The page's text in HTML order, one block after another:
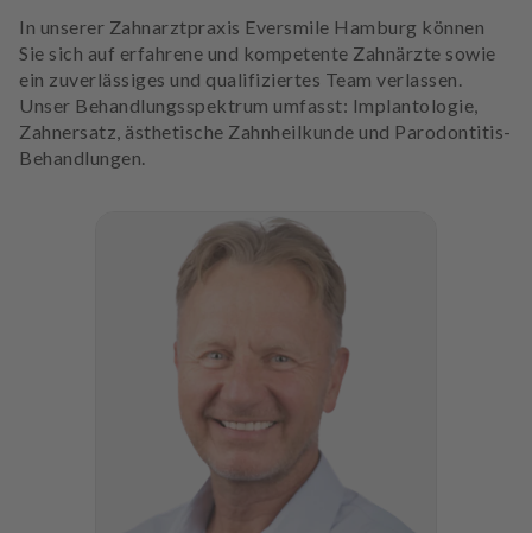
In unserer Zahnarztpraxis Eversmile Hamburg können
Sie sich auf erfahrene und kompetente Zahnärzte sowie
ein zuverlässiges und qualifiziertes Team verlassen.
Unser Behandlungsspektrum umfasst: Implantologie,
Zahnersatz, ästhetische Zahnheilkunde und Parodontitis-
Behandlungen.